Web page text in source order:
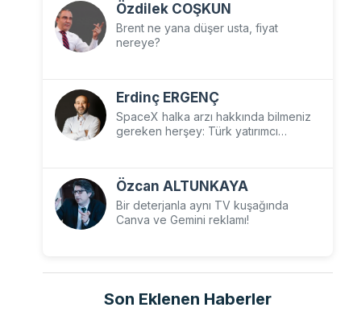
Özdilek COŞKUN
Brent ne yana düşer usta, fiyat
nereye?
Erdinç ERGENÇ
SpaceX halka arzı hakkında bilmeniz
gereken herşey: Türk yatırımcı
Özcan ALTUNKAYA
Bir deterjanla aynı TV kuşağında
Canva ve Gemini reklamı!
Son Eklenen Haberler